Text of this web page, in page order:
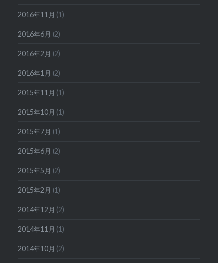
2016年11月 (1)
2016年6月 (2)
2016年2月 (2)
2016年1月 (2)
2015年11月 (1)
2015年10月 (1)
2015年7月 (1)
2015年6月 (2)
2015年5月 (2)
2015年2月 (1)
2014年12月 (2)
2014年11月 (1)
2014年10月 (2)